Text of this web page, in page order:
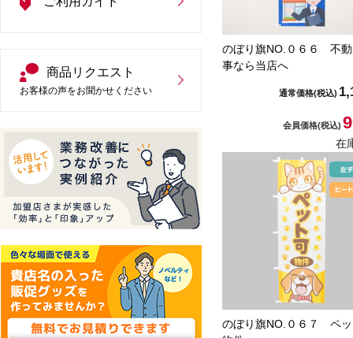
商品リクエスト
お客様の声をお聞かせください
のぼり旗NO.０６６ 不
事なら当店へ
通常価格(税込)
会員価格(税込)
在
のぼり旗NO.０６７ ペ